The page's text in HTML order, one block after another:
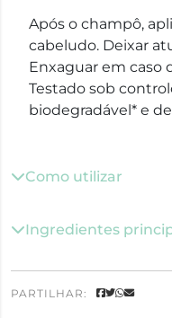
Após o champô,
cabeludo. Deixar
Enxaguar em caso
Testado sob
biodegradável* e
Como utilizar
Ingredientes
PARTILHAR: